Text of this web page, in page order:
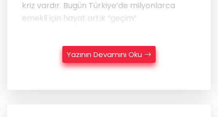
kriz vardır. Bugün Türkiye’de milyonlarca
emekli için hayat artık “geçim”
Yazının Devamını Oku